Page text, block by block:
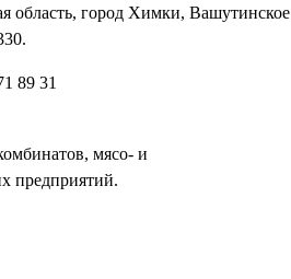
область, город Химки, Вашутинское
89 31
мясо- и
предприятий.